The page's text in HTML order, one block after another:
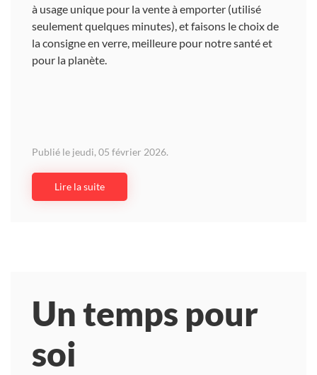
à usage unique pour la vente à emporter (utilisé
seulement quelques minutes), et faisons le choix de
la consigne en verre, meilleure pour notre santé et
pour la planète.
Publié le jeudi, 05 février 2026.
Lire la suite
Un temps pour
soi